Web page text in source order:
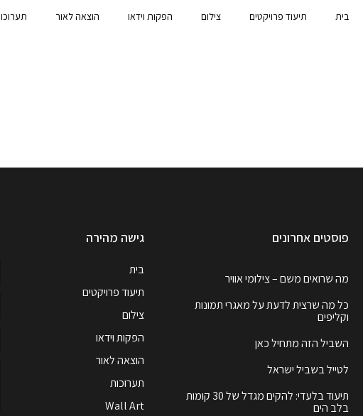
בית תיעוד פרויקטים צילום הפקות וידאו הוצאה לאור
פוסטים אחרונים
מה שרואים משם – צילומי אוויר
כל מה שרצית לדעת על מאגרי תמונות
וקליפים
השביל הזה מתחיל כאן
לטייל בשביל ישראל
תיעוד בלעדי: להקים מגדל של 30 קומות
בלב הים
גישה מהירה
בית
תיעוד פרויקטים
צילום
הפקות וידאו
הוצאה לאור
תערוכות
Wall Art